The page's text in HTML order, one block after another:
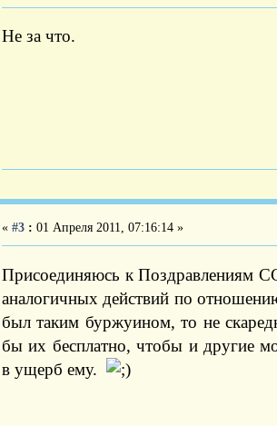
Не за что.
« #3 : 01 Апреля 2011, 07:16:14 »
Присоединяюсь к Поздравлениям
аналогичных действий по
был таким буржуином, то не
бы их бесплатно, чтобы и другие
в ущерб ему.